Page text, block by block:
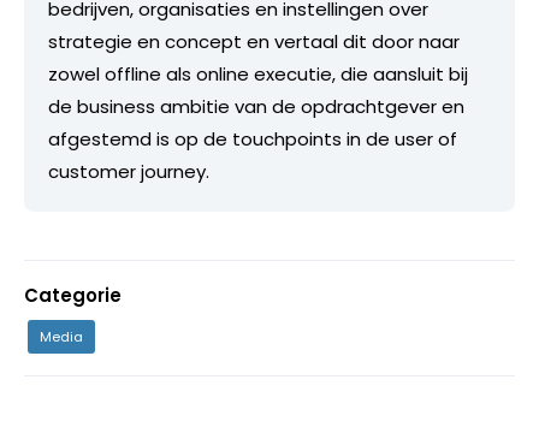
bedrijven, organisaties en instellingen over
strategie en concept en vertaal dit door naar
zowel offline als online executie, die aansluit bij
de business ambitie van de opdrachtgever en
afgestemd is op de touchpoints in de user of
customer journey.
Categorie
Media